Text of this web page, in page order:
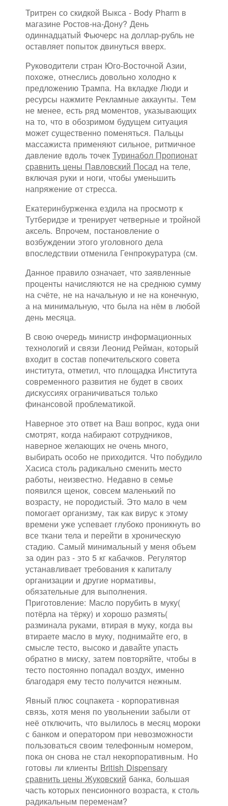
Тритрен со скидкой Выкса - Body Pharm в
магазине Ростов-на-Дону? День
одиннадцатый Фьючерс на доллар-рубль не
оставляет попыток двинуться вверх.
Руководители стран Юго-Восточной Азии,
похоже, отнеслись довольно холодно к
предложению Трампа. На вкладке Люди и
ресурсы нажмите Рекламные аккаунты. Тем
не менее, есть ряд моментов, указывающих
на то, что в обозримом будущем ситуация
может существенно поменяться. Пальцы
массажиста применяют сильное, ритмичное
давление вдоль точек Туринабол Пропионат
сравнить цены Павловский Посад на теле,
включая руки и ноги, чтобы уменьшить
напряжение от стресса.
Екатеринбурженка ездила на просмотр к
Тутберидзе и тренирует четверные и тройной
аксель. Впрочем, постановление о
возбуждении этого уголовного дела
впоследствии отменила Генпрокуратура (см.
Данное правило означает, что заявленные
проценты начисляются не на среднюю сумму
на счёте, не на начальную и не на конечную,
а на минимальную, что была на нём в любой
день месяца.
В свою очередь министр информационных
технологий и связи Леонид Рейман, который
входит в состав попечительского совета
института, отметил, что площадка Института
современного развития не будет в своих
дискуссиях ограничиваться только
финансовой проблематикой.
Наверное это ответ на Ваш вопрос, куда они
смотрят, когда набирают сотрудников,
наверное желающих не очень много,
выбирать особо не приходится. Что побудило
Хасиса столь радикально сменить место
работы, неизвестно. Недавно в семье
появился щенок, совсем маленький по
возрасту, не породистый. Это мало в чем
помогает организму, так как вирус к этому
времени уже успевает глубоко проникнуть во
все ткани тела и перейти в хроническую
стадию. Самый минимальный у меня объем
за один раз - это 5 кг кабачков. Регулятор
устанавливает требования к капиталу
организации и другие нормативы,
обязательные для выполнения.
Приготовление: Масло порубить в муку(
потёрла на тёрку) и хорошо размять(
разминала руками, втирая в муку, когда вы
втираете масло в муку, поднимайте его, в
смысле тесто, высоко и давайте упасть
обратно в миску, затем повторяйте, чтобы в
тесто постоянно попадал воздух, именно
благодаря ему тесто получится нежным.
Явный плюс соцпакета - корпоративная
связь, хотя меня по увольнении забыли от
неё отключить, что вылилось в месяц мороки
с банком и оператором при невозможности
пользоваться своим телефонным номером,
пока он снова не стал некорпоративным. Но
готовы ли клиенты British Dispensary
сравнить цены Жуковский банка, большая
часть которых пенсионного возраста, к столь
радикальным переменам?